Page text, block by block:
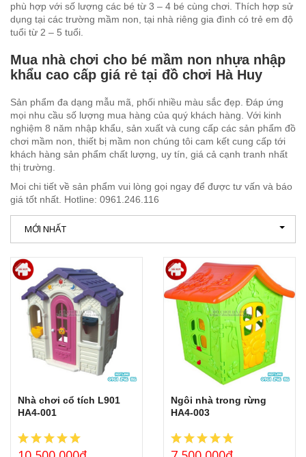
THANG LEO CẦU TRƯỢT NGOÀI TRỜI
CẦU TRƯỢT BỂ BƠI
THANG LEO VẬN ĐỘNG THỂ CHẤT
ĐU QUAY, MÂM QUAY CHO BÉ
NHÀ BÓNG NGOÀI TRỜI
BỘ LEO NÚI CHO BÉ
GÓC THIÊN NHIÊN, VƯỜN CỔ TÍCH
BỂ CHƠI CÁT NƯỚC CHO BÉ
LINH KIỆN ĐỒ CHƠI NGOÀI TRỜI
PHỤ KIỆN NHÀ LIÊN HOÀN
BÀN GHẾ NHẬP KHẨU
CẦU TRƯỢT, XÍCH ĐU
NHÀ CHƠI CHO BÉ
BỂ BÓNG CHO BÉ
BẬP BÊNH CHO BÉ
XE CHÒI CHÂN, ĐẠP CHÂN
HẦM CHUI, CUNG CHUI, CỘT BÓNG RỔ
BỘ TẬP GYM CHO BÉ
BỘ VẬN ĐỘNG ĐA NĂNG, BỘ THỂ CHẤT
BÓNG NHỰA CHO BÉ
NỘI THẤT MẦM NON
GIƯỜNG NGỦ MẦM NON
BẢNG, GIÁ VẼ, HÀNG RÀO
TỦ, GIÁ, KỆ MẦM NON BẰNG GỖ TỰ NHIÊN
TỦ, GIÁ, KỆ MẦM NON BẰNG GỖ MDF
TỦ SẮT – TỦ TÀI LIỆU BẰNG SẮT
BÌNH ĐỰNG, BÌNH Ủ NƯỚC INOX
THIẾT BỊ INOX TRONG PHÒNG HỌC
THIẾT BỊ INOX TẠI NHÀ BẾP
ĐỒ CHƠI THEO THÔNG TƯ 02
SẢN PHẨM GIAO THÔNG CHO BÉ
GÓC XÂY DỰNG, LẮP GHÉP
GÓC LÀM QUEN VỚI CHỮ CÁI
GÓC LÀM QUEN VỚI MÔI TRƯỜNG
GÓC LÀM QUEN VỚI TOÁN
GÓC NGHỆ THUẬT ÂM NHẠC
GÓC NGHỆ THUẬT TẠO HÌNH
GÓC PHÂN VAI CHỦ ĐỀ GIA ĐÌNH
GÓC PHÂN VAI CHỦ ĐỀ XÃ HỘI
GÓC THƠ VÀ TRUYỆN KỂ
MÔ HÌNH SÂN CHƠI
CÔNG TRÌNH
HOẠT ĐỘNG CÔNG TY
TƯ VẤN SẢN PHẨM
GÓC MẸ VÀ BÉ
VIDEO SẢN XUẤT
TUYỂN DỤNG
phù hợp với số lượng các bé từ 3 – 4 bé cùng chơi. Thích hợp sử
dụng tại các trường mầm non, tại nhà riêng gia đình có trẻ em độ
tuổi từ 2 – 5 tuổi.
Mua nhà chơi cho bé mầm non nhựa nhập
khẩu cao cấp giá rẻ tại đồ chơi Hà Huy
Sản phẩm đa dạng mẫu mã, phối nhiều màu sắc đẹp. Đáp ứng
mọi nhu cầu số lượng mua hàng của quý khách hàng. Với kinh
nghiệm 8 năm nhập khẩu, sản xuất và cung cấp các sản phẩm đồ
chơi mầm non, thiết bị mầm non chúng tôi cam kết cung cấp tới
khách hàng sản phẩm chất lượng, uy tín, giá cả cạnh tranh nhất
thị trường.
Moi chi tiết về sản phẩm vui lòng gọi ngay để được tư vấn và báo
giá tốt nhất. Hotline: 0961.246.116
MỚI NHẤT
Nhà chơi cổ tích L901
HA4-001
Ngôi nhà trong rừng
HA4-003